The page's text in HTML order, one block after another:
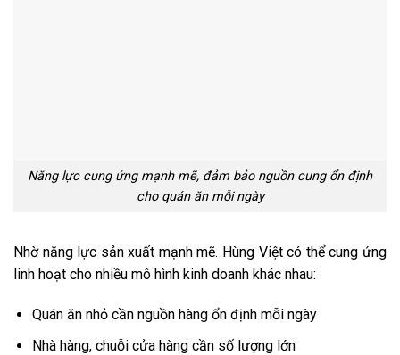
Năng lực cung ứng mạnh mẽ, đảm bảo nguồn cung ổn định
cho quán ăn mỗi ngày
Nhờ năng lực sản xuất mạnh mẽ. Hùng Việt có thể cung ứng
linh hoạt cho nhiều mô hình kinh doanh khác nhau:
Quán ăn nhỏ cần nguồn hàng ổn định mỗi ngày
Nhà hàng, chuỗi cửa hàng cần số lượng lớn